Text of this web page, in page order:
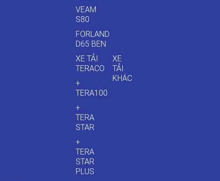
VEAM
S80
FORLAND
D65 BEN
XE TẢI
TERACO
+
TERA100
+
TERA
STAR
+
TERA
STAR
PLUS
XE
TẢI
KHÁC